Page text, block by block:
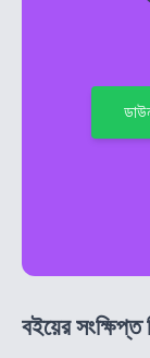
বইয়ের সংক্ষিপ্ত